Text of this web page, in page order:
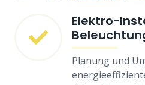
Elektro-
Planung und